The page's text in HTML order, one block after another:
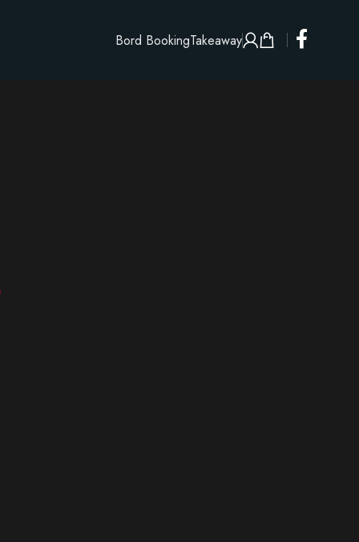
Bord BookingTakeaway